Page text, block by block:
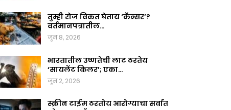
तुम्ही रोज विकत घेताय ‘कॅन्सर’?
वर्तमानपत्रातील…
जून 8, 2026
भारतातील उष्णतेची लाट ठरतेय
‘सायलेंट किलर’; एका…
जून 2, 2026
स्क्रीन टाईम ठरतोय आरोग्याचा सर्वात